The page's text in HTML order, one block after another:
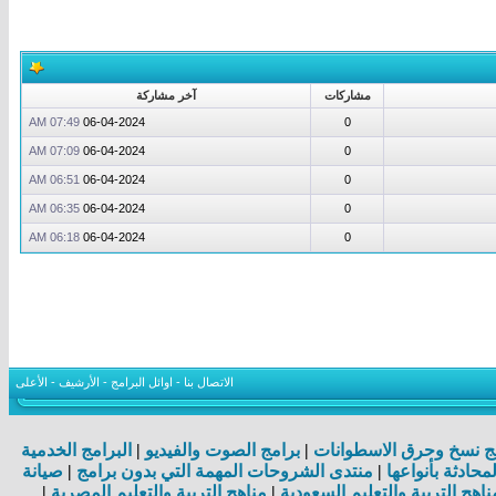
مشاركات
آخر مشاركة
0
06-04-2024
07:49 AM
0
06-04-2024
07:09 AM
0
06-04-2024
06:51 AM
0
06-04-2024
06:35 AM
0
06-04-2024
06:18 AM
الاتصال بنا - اوائل البرامج - الأرشيف - الأعلى
نسخ وحرق الاسطوانات | برامج الصوت والفيديو | البرامج الخدمية
بأنواعها | منتدى الشروحات المهمة التي بدون برامج | صيانة
التربية والتعليم السعودية | مناهج التربية والتعليم المصرية |